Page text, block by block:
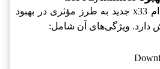
بال عقب تیگو و ام وی ام x33 جدید به طرز مؤثری در بهبود